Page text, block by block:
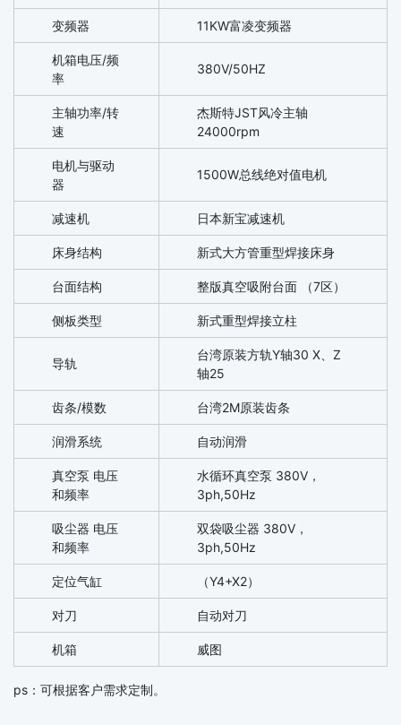
变频器 11KW富凌变频器
机箱电压/频
率
380V/50HZ
主轴功率/转
速
杰斯特JST风冷主轴
24000rpm
电机与驱动
器
1500W总线绝对值电机
减速机 日本新宝减速机
床身结构 新式大方管重型焊接床身
台面结构 整版真空吸附台面 （7区）
侧板类型 新式重型焊接立柱
导轨
台湾原装方轨Y轴30 X、Z
轴25
齿条/模数 台湾2M原装齿条
润滑系统 自动润滑
真空泵 电压
和频率
水循环真空泵 380V，
3ph,50Hz
吸尘器 电压
和频率
双袋吸尘器 380V，
3ph,50Hz
定位气缸 （Y4+X2）
对刀 自动对刀
机箱 威图
ps：可根据客户需求定制。